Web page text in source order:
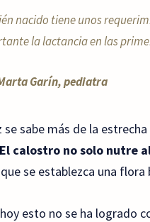
nacido tiene unos
la lactancia en las
Garín, pediatra
se sabe más de la
El calostro no solo nutre
se establezca una
esto no se ha logrado